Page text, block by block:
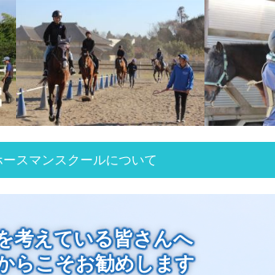
スマンスクールについて
考えている皆さんへ
らこそお勧めします